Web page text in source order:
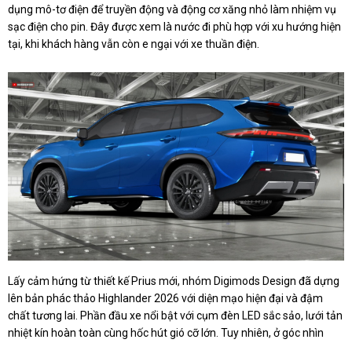
dụng mô-tơ điện để truyền động và động cơ xăng nhỏ làm nhiệm vụ
sạc điện cho pin. Đây được xem là nước đi phù hợp với xu hướng hiện
tại, khi khách hàng vẫn còn e ngại với xe thuần điện.
Lấy cảm hứng từ thiết kế Prius mới, nhóm Digimods Design đã dựng
lên bản phác thảo Highlander 2026 với diện mạo hiện đại và đậm
chất tương lai. Phần đầu xe nổi bật với cụm đèn LED sắc sảo, lưới tản
nhiệt kín hoàn toàn cùng hốc hút gió cỡ lớn. Tuy nhiên, ở góc nhìn